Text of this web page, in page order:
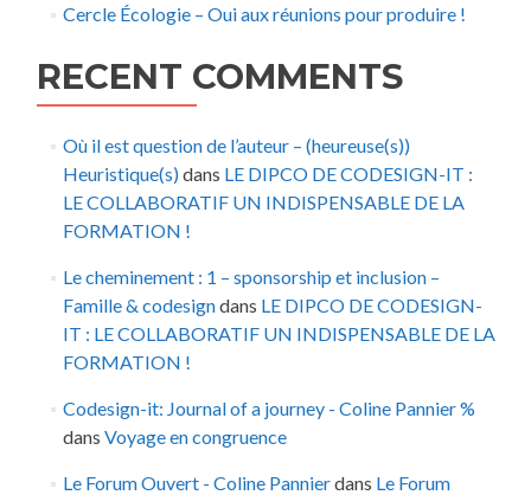
Cercle Écologie – Oui aux réunions pour produire !
RECENT COMMENTS
Où il est question de l’auteur – (heureuse(s))
Heuristique(s)dans LE DIPCO DE CODESIGN-IT :
LE COLLABORATIF UN INDISPENSABLE DE LA
FORMATION !
Le cheminement : 1 – sponsorship et inclusion –
Famille & codesigndans LE DIPCO DE CODESIGN-
IT : LE COLLABORATIF UN INDISPENSABLE DE LA
FORMATION !
Codesign-it: Journal of a journey - Coline Pannier %
dans Voyage en congruence
Le Forum Ouvert - Coline Pannierdans Le Forum